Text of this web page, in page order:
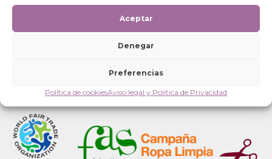
Aceptar
Denegar
Preferencias
Política de cookiesAviso legal y Política de Privacidad